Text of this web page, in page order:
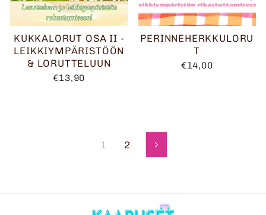
KUKKALORUT OSA II -
LEIKKIYMPÄRISTÖÖN
& LORUTTELUUN
€13,90
PERINNEHERKKULORU
T
€14,00
1 2 Seuraava